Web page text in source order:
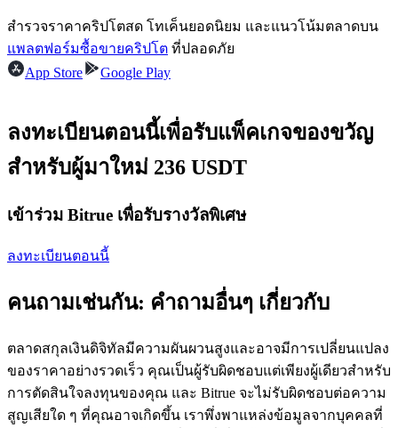
เป็นเทรดเดอร์คัดลอก
สำรวจราคาคริปโตสด โทเค็นยอดนิยม และแนวโน้มตลาดบน
แพลตฟอร์มซื้อขายคริปโต ที่ปลอดภัย
App Store
Google Play
ลงทะเบียนตอนนี้เพื่อรับแพ็คเกจของขวัญ
สำหรับผู้มาใหม่ 236 USDT
เข้าร่วม Bitrue เพื่อรับรางวัลพิเศษ
ลงทะเบียนตอนนี้
คนถามเช่นกัน: คำถามอื่นๆ เกี่ยวกับ
ตลาดสกุลเงินดิจิทัลมีความผันผวนสูงและอาจมีการเปลี่ยนแปลง
ของราคาอย่างรวดเร็ว คุณเป็นผู้รับผิดชอบแต่เพียงผู้เดียวสำหรับ
การตัดสินใจลงทุนของคุณ และ Bitrue จะไม่รับผิดชอบต่อความ
สูญเสียใด ๆ ที่คุณอาจเกิดขึ้น เราพึ่งพาแหล่งข้อมูลจากบุคคลที่